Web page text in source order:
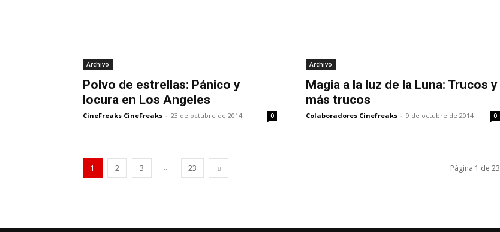
Archivo
Polvo de estrellas: Pánico y
locura en Los Angeles
CineFreaks CineFreaks - 23 de octubre de 2014 0
Archivo
Magia a la luz de la Luna: Trucos y
más trucos
Colaboradores Cinefreaks - 9 de octubre de 2014 0
1 2 3 ... 23 Página 1 de 23